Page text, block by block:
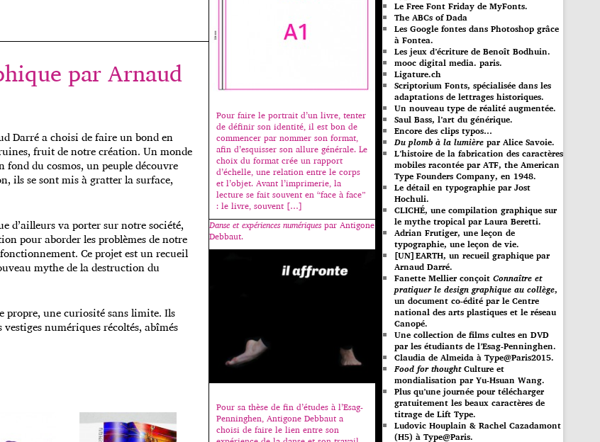
par Arnaud
Darré a choisi de faire un bond en
fruit de notre création. Un monde
fond du cosmos, un peuple découvre
ils se sont mis à gratter la surface,
d’ailleurs va porter sur notre société,
pour aborder les problèmes de notre
Ce projet est un recueil
mythe de la destruction du
propre, une curiosité sans limite. Ils
numériques récoltés, abîmés
Pour faire le portrait d’un livre, tenter
de définir son identité, il est bon de
commencer par nommer son format,
afin d’esquisser son allure générale. Le
choix du format crée un rapport
d’échelle, une relation entre le corps
et l’objet. Avant l’imprimerie, la
lecture se fait souvent en “face à face”
: le livre, souvent […]
Danse et expériences numériques par Antigone
Debbaut.
Pour sa thèse de fin d’études à l’Esag-
Penninghen, Antigone Debbaut a
choisi de faire le lien entre son
Le Free Font Friday de MyFonts.
The ABCs of Dada
Les Google fontes dans Photoshop grâce
à Fontea.
Les jeux d’écriture de Benoît Bodhuin.
mooc digital media. paris.
Ligature.ch
Scriptorium Fonts, spécialisée dans les
adaptations de lettrages historiques.
Un nouveau type de réalité augmentée.
Saul Bass, l’art du générique.
Encore des clips typos…
Du plomb à la lumière par Alice Savoie.
L’histoire de la fabrication des caractères
mobiles racontée par ATF, the American
Type Founders Company, en 1948.
Le détail en typographie par Jost
Hochuli.
CLICHÉ, une compilation graphique sur
le mythe tropical par Laura Beretti.
Adrian Frutiger, une leçon de
typographie, une leçon de vie.
[UN]EARTH, un recueil graphique par
Arnaud Darré.
Fanette Mellier conçoit Connaître et
pratiquer le design graphique au collège,
un document co-édité par le Centre
national des arts plastiques et le réseau
Canopé.
Une collection de films cultes en DVD
par les étudiants de l’Esag-Penninghen.
Claudia de Almeida à Type@Paris2015.
Food for thoughtCulture et
mondialisation par Yu-Hsuan Wang.
Plus qu’une journée pour télécharger
gratuitement les beaux caractères de
titrage de Lift Type.
Ludovic Houplain & Rachel Cazadamont
(H5) à Type@Paris.